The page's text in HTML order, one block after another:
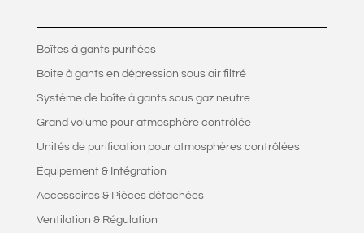
Boîtes à gants purifiées
Boite à gants en dépression sous air filtré
Système de boîte à gants sous gaz neutre
Grand volume pour atmosphère contrôlée
Unités de purification pour atmosphères contrôlées
Équipement & Intégration
Accessoires & Pièces détachées
Ventilation & Régulation